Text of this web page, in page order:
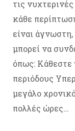
τις
κάθε
είναι
μπορεί να
όπως: Κάθεστε
περιόδους
μεγάλο
πολλές ώρες…